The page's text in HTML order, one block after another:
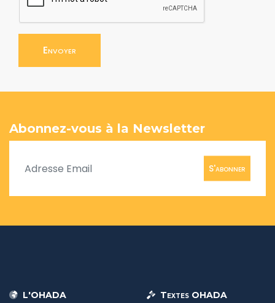
Envoyer
Abonnez-vous à la Newsletter
S'abonner
L'OHADA Textes OHADA